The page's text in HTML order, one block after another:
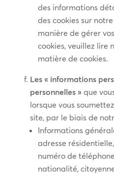
des informations
des cookies sur
manière de gérer
cookies, veuillez lire
matière de cookies.
Les « informations
personnelles »que
lorsque vous
site, par le biais de
Informations
adresse
numéro de
nationalité,